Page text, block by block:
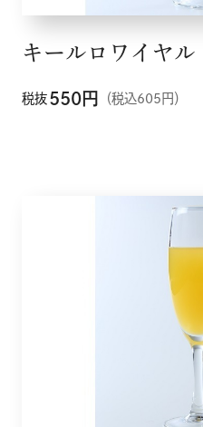
キールロワイヤル
税抜 550円 （税込605円）